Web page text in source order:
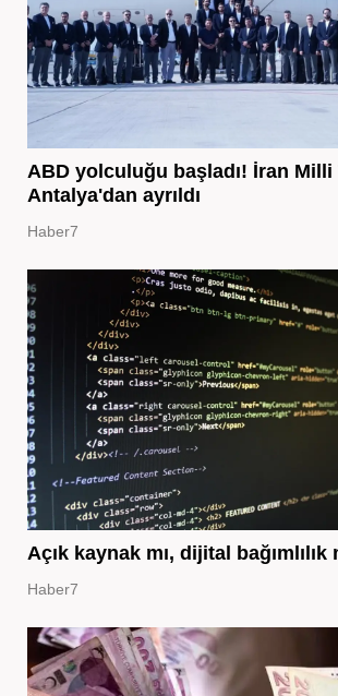
ABD yolculuğu başladı! İran Milli
Antalya'dan ayrıldı
Haber7
Açık kaynak mı, dijital bağımlılık
Haber7